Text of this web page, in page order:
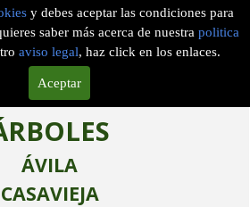
y debes aceptar las condiciones para
saber más acerca de nuestra politica
aviso legal, haz click en los enlaces.
Aceptar
DE TALA DE
ÁVILA
CASAVIEJA